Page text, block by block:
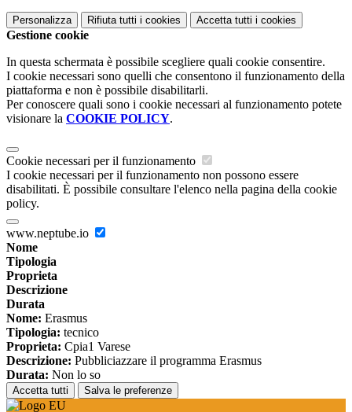
Personalizza Rifiuta tutti i cookies Accetta tutti i cookies
Gestione cookie
In questa schermata è possibile scegliere quali cookie consentire.
I cookie necessari sono quelli che consentono il funzionamento della
piattaforma e non è possibile disabilitarli.
Per conoscere quali sono i cookie necessari al funzionamento potete
visionare la COOKIE POLICY.
Cookie necessari per il funzionamento
I cookie necessari per il funzionamento non possono essere
disabilitati. È possibile consultare l'elenco nella pagina della cookie
policy.
www.neptube.io
Nome
Tipologia
Proprieta
Descrizione
Durata
Nome: Erasmus
Tipologia: tecnico
Proprieta: Cpia1 Varese
Descrizione: Pubbliciazzare il programma Erasmus
Durata: Non lo so
Accetta tutti Salva le preferenze